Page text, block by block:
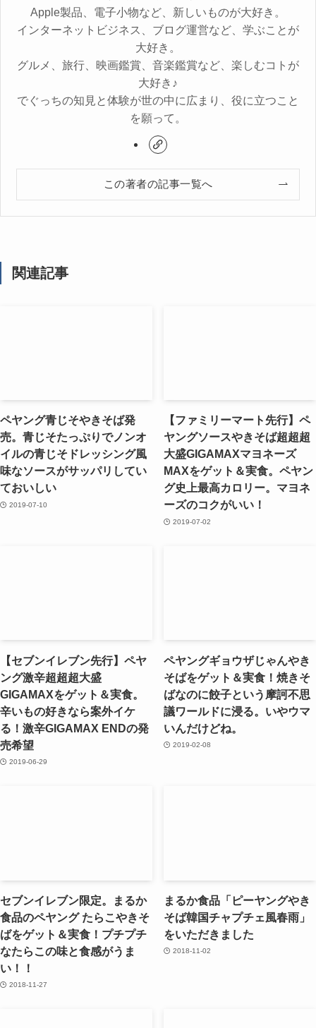
Apple製品、電子小物など、新しいものが大好き。
インターネットビジネス、ブログ運営など、学ぶことが
大好き。
グルメ、旅行、映画鑑賞、音楽鑑賞など、楽しむコトが
大好き♪
でぐっちの知見と体験が世の中に広まり、役に立つこと
を願って。
この著者の記事一覧へ
関連記事
ペヤング青じそやきそば発
売。青じそたっぷりでノンオ
イルの青じそドレッシング風
味なソースがサッパリしてい
ておいしい
2019-07-10
【ファミリーマート先行】ペ
ヤングソースやきそば超超超
大盛GIGAMAXマヨネーズ
MAXをゲット＆実食。ペヤン
グ史上最高カロリー。マヨネ
ーズのコクがいい！
2019-07-02
【セブンイレブン先行】ペヤ
ング激辛超超超大盛
GIGAMAXをゲット＆実食。
辛いもの好きなら案外イケ
る！激辛GIGAMAX ENDの発
売希望
2019-06-29
ペヤングギョウザじゃんやき
そばをゲット＆実食！焼きそ
ばなのに餃子という摩訶不思
議ワールドに浸る。いやウマ
いんだけどね。
2019-02-08
セブンイレブン限定。まるか
食品のペヤング たらこやきそ
ばをゲット＆実食！プチプチ
なたらこの味と食感がうま
い！！
2018-11-27
まるか食品「ピーヤングやき
そば韓国チャプチェ風春雨」
をいただきました
2018-11-02